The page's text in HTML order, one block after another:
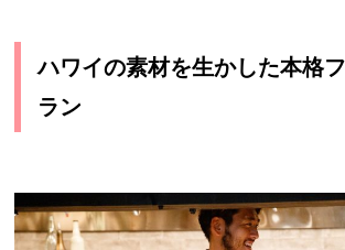
ハワイの素材を生かした本格
ラン